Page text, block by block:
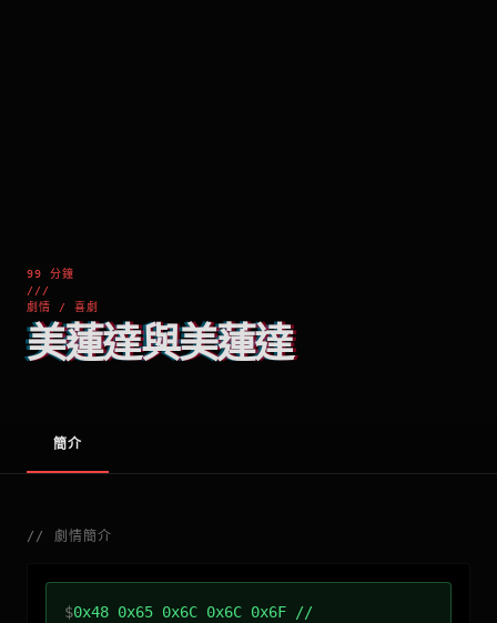
99 分鐘
///
劇情 / 喜劇
美蓮達與美蓮達
簡介
// 劇情簡介
$0x48 0x65 0x6C 0x6C 0x6F //